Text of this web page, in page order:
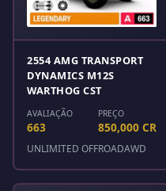
2554 AMG TRANSPORT
DYNAMICS M12S
WARTHOG CST
AVALIAÇÃO
663
PREÇO
850,000 CR
UNLIMITED OFFROADAWD